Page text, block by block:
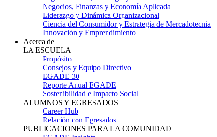
Negocios, Finanzas y Economía Aplicada
Liderazgo y Dinámica Organizacional
Ciencia del Consumidor y Estrategia de Mercadotecnia
Innovación y Emprendimiento
Acerca de
LA ESCUELA
Propósito
Consejos y Equipo Directivo
EGADE 30
Reporte Anual EGADE
Sostenibilidad e Impacto Social
ALUMNOS Y EGRESADOS
Career Hub
Relación con Egresados
PUBLICACIONES PARA LA COMUNIDAD